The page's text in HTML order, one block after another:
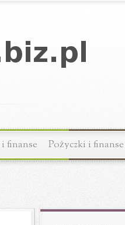
finanse Pożyczki i finanse